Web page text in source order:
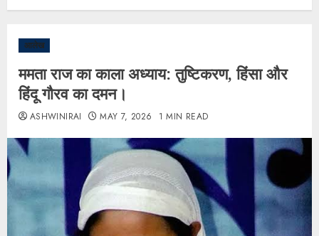
आलेख
ममता राज का काला अध्याय: तुष्टिकरण, हिंसा और
हिंदू गौरव का दमन।
ASHWINIRAI MAY 7, 2026 1 MIN READ